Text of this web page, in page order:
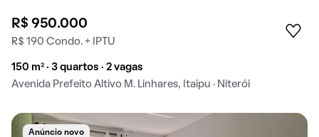
R$ 950.000
R$ 190 Condo. + IPTU
150 m² · 3 quartos · 2 vagas
Avenida Prefeito Altivo M. Linhares, Itaipu · Niterói
Anúncio novo